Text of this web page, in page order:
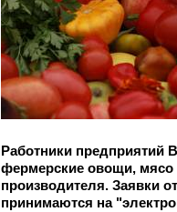
Работники предприятий
фермерские овощи,
производителя. Заявки
принимаются на